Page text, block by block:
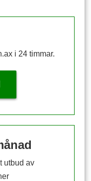
i 24 timmar.
utbud av